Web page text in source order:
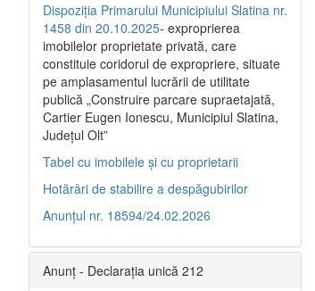
Dispoziția Primarului Municipiului Slatina nr.
1458 din 20.10.2025- exproprierea
imobilelor proprietate privată, care
constituie coridorul de expropriere, situate
pe amplasamentul lucrării de utilitate
publică „Construire parcare supraetajată,
Cartier Eugen Ionescu, Municipiul Slatina,
Județul Olt”
Tabel cu imobilele și cu proprietarii
Hotărâri de stabilire a despăgubirilor
Anunțul nr. 18594/24.02.2026
Anunț - Declarația unică 212